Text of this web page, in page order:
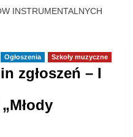
INSTRUMENTALNYCH
Ogłoszenia Szkoły muzyczne
zgłoszeń – I